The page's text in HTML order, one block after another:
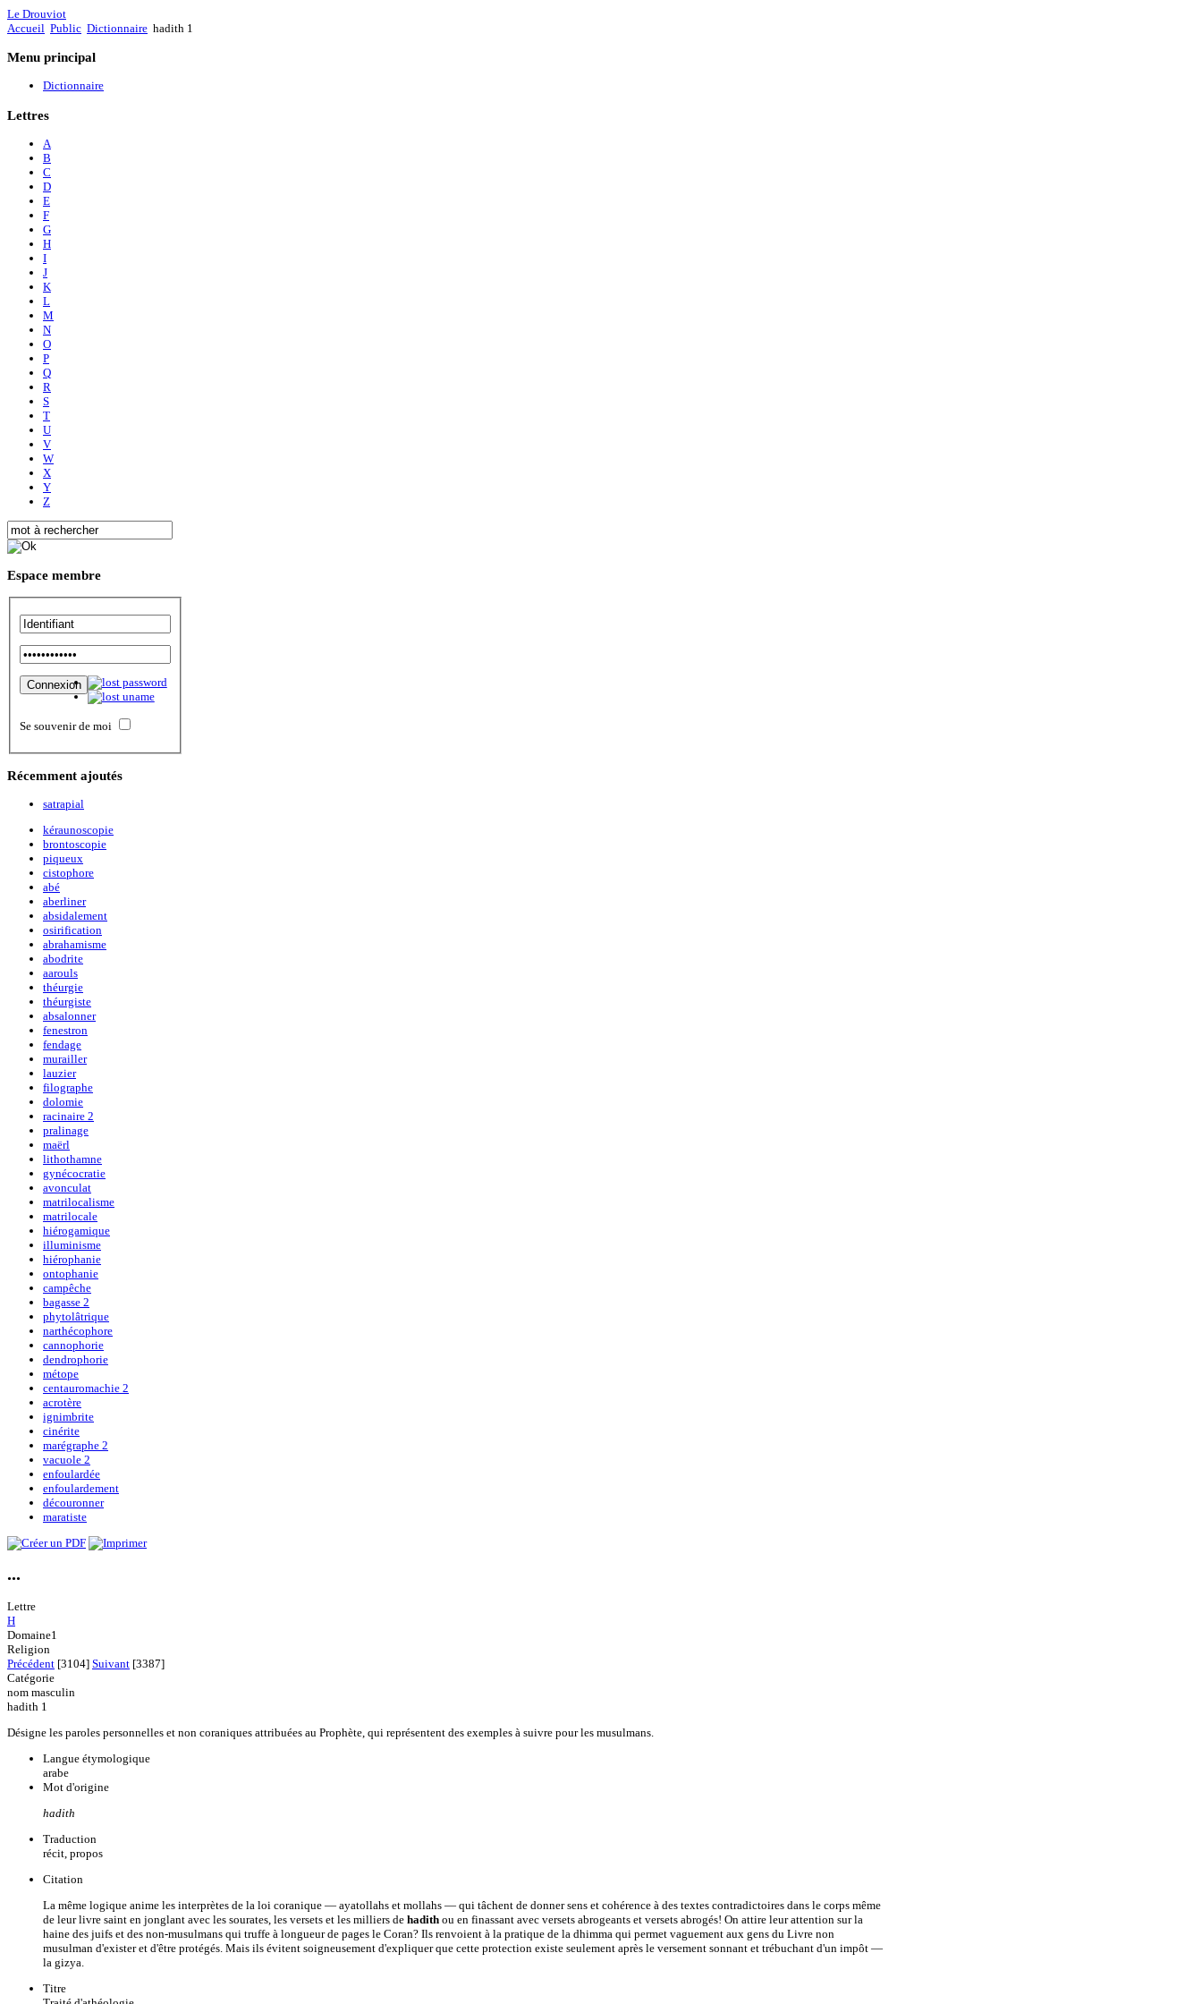
Le Drouviot
Accueil Public Dictionnaire hadith 1
Menu principal
Dictionnaire
Lettres
A
B
C
D
E
F
G
H
I
J
K
L
M
N
O
P
Q
R
S
T
U
V
W
X
Y
Z
Espace membre
Se souvenir de moi
Récemment ajoutés
satrapial
kéraunoscopie
brontoscopie
piqueux
cistophore
abé
aberliner
absidalement
osirification
abrahamisme
abodrite
aarouls
théurgie
théurgiste
absalonner
fenestron
fendage
murailler
lauzier
filographe
dolomie
racinaire 2
pralinage
maërl
lithothamne
gynécocratie
avonculat
matrilocalisme
matrilocale
hiérogamique
illuminisme
hiérophanie
ontophanie
campêche
bagasse 2
phytolâtrique
narthécophore
cannophorie
dendrophorie
métope
centauromachie 2
acrotère
ignimbrite
cinérite
marégraphe 2
vacuole 2
enfoulardée
enfoulardement
découronner
maratiste
...
Lettre
H
Domaine1
Religion
Précédent [3104] Suivant [3387]
Catégorie
nom masculin
hadith 1
Désigne les paroles personnelles et non coraniques attribuées au Prophète, qui représentent des exemples à suivre pour les musulmans.
Langue étymologique
arabe
Mot d'origine
hadith
Traduction
récit, propos
Citation
La même logique anime les interprètes de la loi coranique — ayatollahs et mollahs — qui tâchent de donner sens et cohérence à des textes contradictoires dans le corps même
de leur livre saint en jonglant avec les sourates, les versets et les milliers de hadith ou en finassant avec versets abrogeants et versets abrogés! On attire leur attention sur la
haine des juifs et des non-musulmans qui truffe à longueur de pages le Coran? Ils renvoient à la pratique de la dhimma qui permet vaguement aux gens du Livre non
musulman d'exister et d'être protégés. Mais ils évitent soigneusement d'expliquer que cette protection existe seulement après le versement sonnant et trébuchant d'un impôt —
la gizya.
Titre